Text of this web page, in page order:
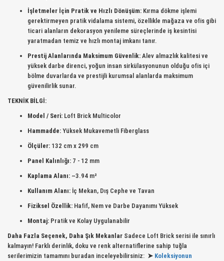
İşletmeler İçin Pratik ve Hızlı Dönüşüm: Kırma dökme işlemi
gerektirmeyen pratik vidalama sistemi, özellikle mağaza ve ofis gibi
ticari alanların dekorasyon yenileme süreçlerinde iş kesintisi
yaratmadan temiz ve hızlı montaj imkanı tanır.
Prestij Alanlarında Maksimum Güvenlik: Alev almazlık kalitesi ve
yüksek darbe direnci, yoğun insan sirkülasyonunun olduğu ofis içi
bölme duvarlarda ve prestijli kurumsal alanlarda maksimum
güvenilirlik sunar.
TEKNİK BİLGİ:
Model / Seri: Loft Brick Multicolor
Hammadde: Yüksek Mukavemetli Fiberglass
Ölçüler: 132 cm x 299 cm
Panel Kalınlığı: 7 - 12 mm
Kaplama Alanı: ~3.94 m²
Kullanım Alanı: İç Mekan, Dış Cephe ve Tavan
Fiziksel Özellik: Hafif, Nem ve Darbe Dayanımı Yüksek
Montaj: Pratik ve Kolay Uygulanabilir
Daha Fazla Seçenek, Daha Şık Mekanlar Sadece Loft Brick serisi ile sınırlı
kalmayın! Farklı derinlik, doku ve renk alternatiflerine sahip tuğla
serilerimizin tamamını buradan inceleyebilirsiniz: ➤ Koleksiyonun